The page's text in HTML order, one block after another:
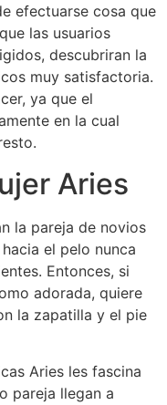
efectuarse cosa que
las usuarios
descubriran la
muy satisfactoria.
ya que el
en la cual
Aries
la pareja de novios
el pelo nunca
Entonces, si
adorada, quiere
la zapatilla y el pie
Aries les fascina
pareja llegan a